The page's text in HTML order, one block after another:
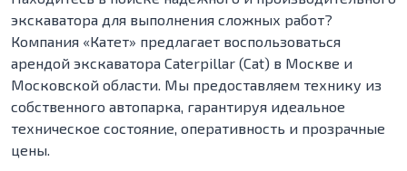
экскаватора для выполнения сложных работ?
Компания «Катет» предлагает воспользоваться
арендой экскаватора Caterpillar (Cat) в Москве и
Московской области. Мы предоставляем технику из
собственного автопарка, гарантируя идеальное
техническое состояние, оперативность и прозрачные
цены.